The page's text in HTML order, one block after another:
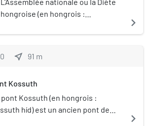
hongroise (en hongrois :
Magyar Országgyűlés [ˈmɒɟɒɾ
monocaméral de Hongrie, cœur du
Composée de 199 représentants
élus pour quatre ans, elle se réunit
au Parlement hongrois dans la
navigate_next
0 near_me 91 m
Kossuth
pont Kossuth (en hongrois :
híd) est un ancien pont de
navigate_next